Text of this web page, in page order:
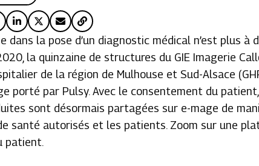
dans la pose d’un diagnostic médical n’est plus à
la quinzaine de structures du GIE Imagerie
de la région de Mulhouse et Sud-Alsace
porté par Pulsy. Avec le consentement du
sont désormais partagées sur e-mage de
santé autorisés et les patients. Zoom sur une
patient.